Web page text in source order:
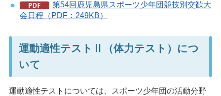
第54回鹿児島県スポーツ少年団競技別交歓大
会日程（PDF：249KB）
運動適性テストⅡ（体力テスト）につ
いて
運動適性テストについては、スポーツ少年団の活動分野